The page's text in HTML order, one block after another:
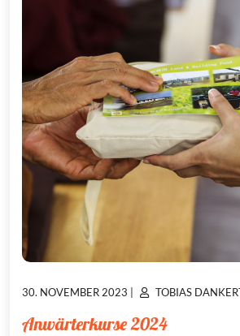
POSTED
30. NOVEMBER 2023
POSTED
TOBIAS
Anwärterkurse 2024